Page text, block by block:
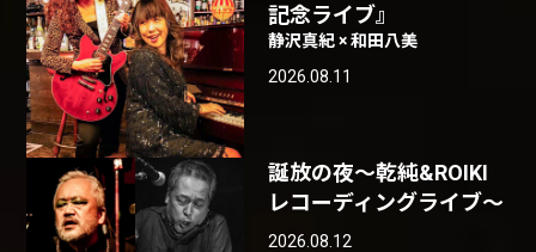
記念ライブ』
静沢真紀 × 和田八美
2026.08.11
誕放の夜〜乾純&ROIKI
レコーディングライブ〜
2026.08.12